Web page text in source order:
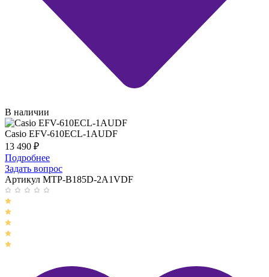
В наличии
Casio EFV-610ECL-1AUDF
13 490 ₽
Подробнее
Задать вопрос
Артикул MTP-B185D-2A1VDF